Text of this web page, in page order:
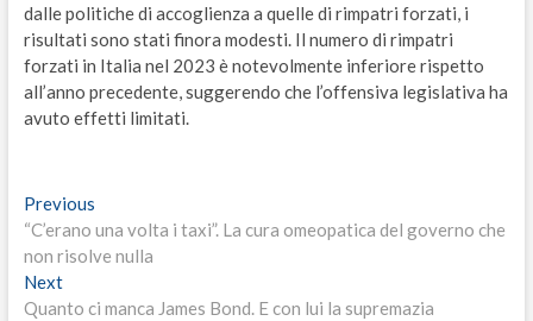
dalle politiche di accoglienza a quelle di rimpatri forzati, i
risultati sono stati finora modesti. Il numero di rimpatri
forzati in Italia nel 2023 è notevolmente inferiore rispetto
all’anno precedente, suggerendo che l’offensiva legislativa ha
avuto effetti limitati.
Navigazione
articoli
PreviousPrevious
post:
“C’erano una volta i taxi”. La cura omeopatica del governo che
non risolve nulla
NextNext
post:
Quanto ci manca James Bond. E con lui la supremazia